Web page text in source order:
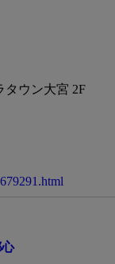
タウン大宮 2F